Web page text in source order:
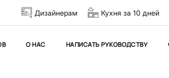
Дизайнерам Кухня за 10 дней
О НАС НАПИСАТЬ РУКОВОДСТВУ